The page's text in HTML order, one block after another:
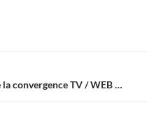
convergence TV / WEB …